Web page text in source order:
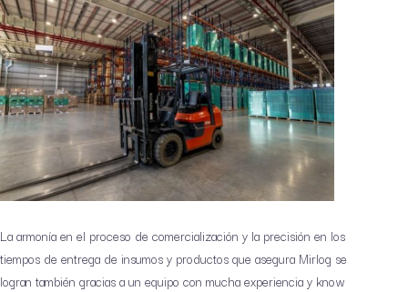
La armonía en el proceso de comercialización y la precisión en los
tiempos de entrega de insumos y productos que asegura Mirlog se
logran también gracias a un equipo con mucha experiencia y know